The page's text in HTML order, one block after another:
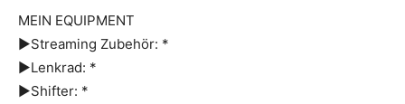
MEIN EQUIPMENT
►Streaming Zubehör: *
►Lenkrad: *
►Shifter: *